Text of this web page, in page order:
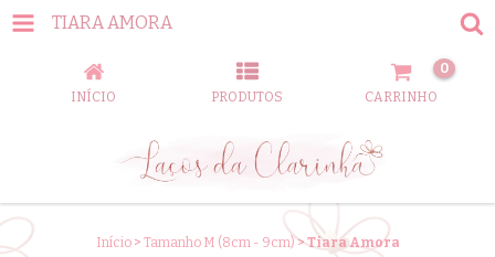
TIARA AMORA
INÍCIO PRODUTOS CARRINHO
0
Início > Tamanho M (8cm - 9cm)>Tiara Amora